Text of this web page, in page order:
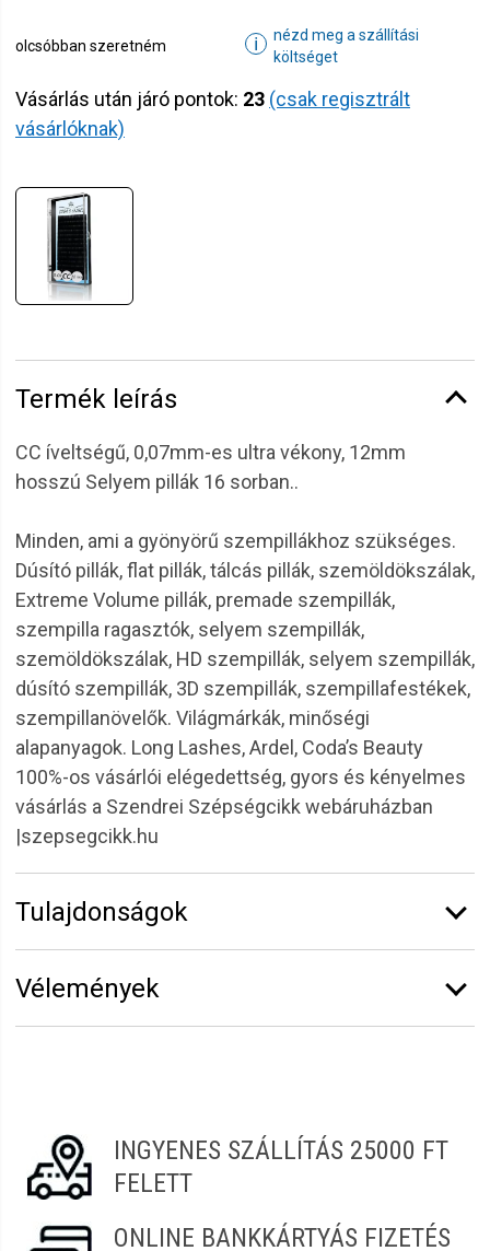
olcsóbban szeretném ℹ
nézd meg a szállítási
költséget
Vásárlás után járó pontok: 23 (csak regisztrált
vásárlóknak)
Termék leírás
CC íveltségű, 0,07mm-es ultra vékony, 12mm
hosszú Selyem pillák 16 sorban..
Minden, ami a gyönyörű szempillákhoz szükséges.
Dúsító pillák, flat pillák, tálcás pillák, szemöldökszálak,
Extreme Volume pillák, premade szempillák,
szempilla ragasztók, selyem szempillák,
szemöldökszálak, HD szempillák, selyem szempillák,
dúsító szempillák, 3D szempillák, szempillafestékek,
szempillanövelők. Világmárkák, minőségi
alapanyagok. Long Lashes, Ardel, Coda’s Beauty
100%-os vásárlói elégedettség, gyors és kényelmes
vásárlás a Szendrei Szépségcikk webáruházban
|szepsegcikk.hu
Tulajdonságok
Íveltség:
Vastagság:
0,07 mm
Vélemények
INGYENES SZÁLLÍTÁS 25000 FT
FELETT
ONLINE BANKKÁRTYÁS FIZETÉS